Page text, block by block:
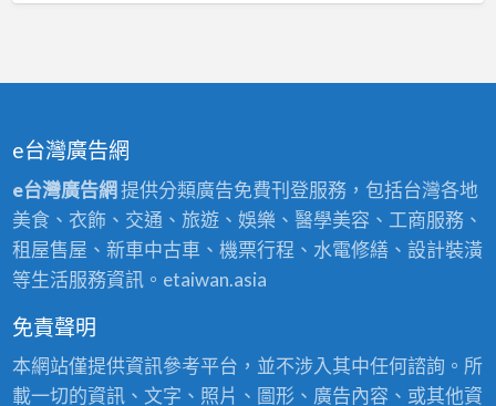
e台灣廣告網
e台灣廣告網提供分類廣告免費刊登服務，包括台灣各地
美食、衣飾、交通、旅遊、娛樂、醫學美容、工商服務、
租屋售屋、新車中古車、機票行程、水電修繕、設計裝潢
等生活服務資訊。etaiwan.asia
免責聲明
本網站僅提供資訊參考平台，並不涉入其中任何諮詢。所
載一切的資訊、文字、照片、圖形、廣告內容、或其他資